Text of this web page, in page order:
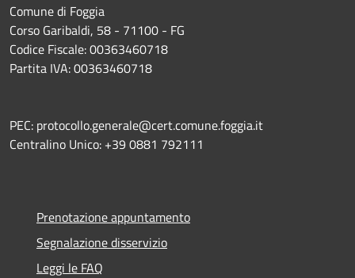
Comune di Foggia
Corso Garibaldi, 58 - 71100 - FG
Codice Fiscale: 00363460718
Partita IVA: 00363460718
PEC: protocollo.generale@cert.comune.foggia.it
Centralino Unico: +39 0881 792111
Prenotazione appuntamento
Segnalazione disservizio
Leggi le FAQ